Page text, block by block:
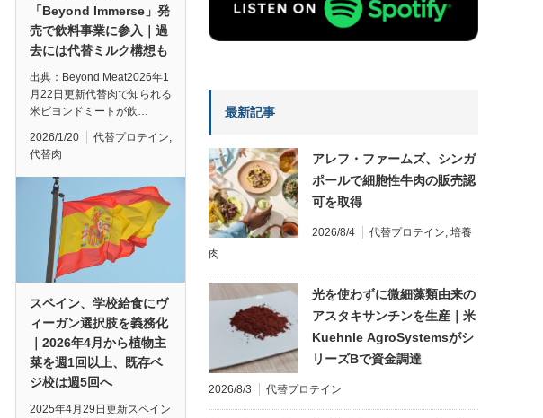
「Beyond Immerse」発
売で飲料事業に参入｜過
去には代替ミルク構想も
出典：Beyond Meat2026年1
月22日更新代替肉で知られる
米ビヨンドミートが飲…
2026/1/20 代替プロテイン,
代替肉
スペイン、学校給食にヴ
ィーガン選択肢を義務化
｜2026年4月から植物主
菜を週1回以上、既存ベ
ジ校は週5回へ
2025年4月29日更新スペイン
最新記事
アレフ・ファームズ、シンガ
ポールで細胞性牛肉の販売認
可を取得
2026/8/4 代替プロテイン 培養
肉
光を使わずに微細藻類由来の
アスタキサンチンを生産｜米
Kuehnle AgroSystemsがシ
リーズBで資金調達
2026/8/3 代替プロテイン